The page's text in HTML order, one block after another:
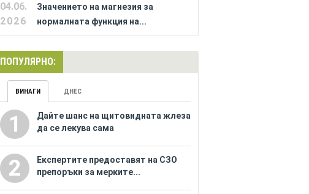
04.06.
2026
Значението на магнезия за
нормалната функция на...
ПОПУЛЯРНО:
ВИНАГИ ДНЕС
1
Дайте шанс на щитовидната жлеза
да се лекува сама
2
Eкспертите предоставят на СЗО
препоръки за мерките...